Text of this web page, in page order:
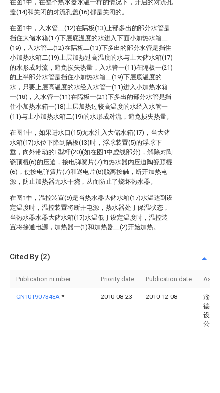
在图1中，在整个热水器水温一样的情况下，开启的对流孔
盖(14)和关闭的对流孔盖(16)都是关闭的。
在图1中，入水管二(12)在隔板(13)上部多出的部分水管是
挡住大储水箱(17)下层底温度的水进入下面小加热水箱二
(19)，入水管二(12)在隔板二(13)下多出的部分水管是挡住
小加热水箱二(19)上层加热过高温度的水与上大储水箱(17)
的水形成对流，避免损失热量，入水管一(11)在隔板一(21)
的上半部分水管是挡住小加热水箱二(19)下层底温度的
水，只要上层高温度的水经入水管一(11)进入小加热水箱
一(18)，入水管一(11)在隔板一(21)下多出的部分水管是挡
住小加热水箱一(18)上层加热过较高温度的水经入水管一
(11)与上小加热水箱二(19)的水形成对流，避免损失热量。
在图1中，如果进水口(15)无水注入大储水箱(17)，当大储
水箱(17)水位下降到隔板(13)时，浮球装置(5)的浮球下
垂，向外带动的T型杆(20)(如在图1中虚线部分)，解除对陶
瓷顶棍(6)的压迫，接电弹簧片(7)向热水器内压迫陶瓷顶棍
(6)，使接电弹簧片(7)和送电片(8)脱离接触，断开加热电
源，防止加热器无水干烧，从而防止了烧坏热水器。
在图1中，温控装置(9)是当热水器大储水箱(17)水温达到设
定温度时，温控装置将断开电源，热水器处于保温状态，
当热水器水器大储水箱(17)水温低于设定温度时，温控装
置将接通电源，加热器一(1)和加热器二(2)开始加热。
Cited By (2)
Publication number Priority date Publication date
CN101907348A * 2010-08-23 2010-12-08
淄博
德水
设备
公司